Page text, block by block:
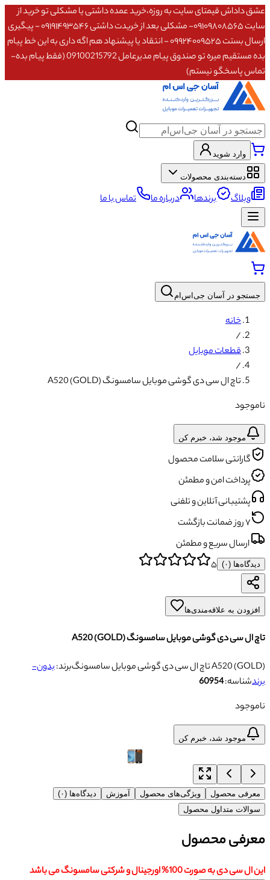
عشق داداش قیمتای سایت به روزه،خرید عمده داشتی یا مشکلی تو خرید از
سایت ۰۹۱۰۹۸۰۸۵۶۵- مشکلی بعد از خریدت داشتی ۰۹۱۹۱۴۹۳۵۴۶ - پیگیری
ارسال بستت ۰۹۹۲۴۰۰۹۵۲۵ - انتقاد یا پیشنهاد هم اگه داری به این خط پیام
بده مستقیم میره تو صندوق پیام مدیرعامل 09100215792 (فقط پیام بده-
تماس پاسخگو نیستم)
وارد شوید
دسته‌بندی محصولات
وبلاگ برندها درباره ما تماس با ما
جستجو در آسان جی‌اس‌ام
خانه
/
قطعات موبایل
/
تاچ ال سی دی گوشی موبایل سامسونگ A520 (GOLD)
ناموجود
موجود شد، خبرم کن
گارانتی سلامت محصول
پرداخت امن و مطمئن
پشتیبانی آنلاین و تلفنی
۷ روز ضمانت بازگشت
ارسال سریع و مطمئن
دیدگاه‌ها (۰) ۵
افزودن به علاقه‌مندی‌ها
تاچ ال سی دی گوشی موبایل سامسونگ A520 (GOLD)
تاچ ال سی دی گوشی موبایل سامسونگ A520 (GOLD)
برند:بدون-
برندشناسه:60954
ناموجود
موجود شد، خبرم کن
معرفی محصول ویژگی‌های محصول آموزش
دیدگاه‌ها (۰)
سوالات متداول محصول
معرفی محصول
این ال سی دی به صورت 100% اورجینال و شرکتی سامسونگ می باشد